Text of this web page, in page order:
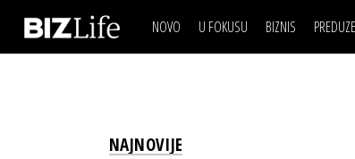
NOVO U FOKUSU BIZNIS
IZJAVA DANABIZNIS
BREND I
NAJNOVIJE